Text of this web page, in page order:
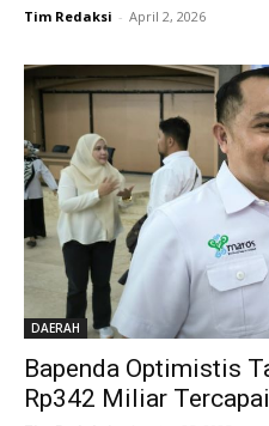
Tim Redaksi - April 2, 2026
DAERAH
Bapenda Optimistis
Rp342 Miliar Tercapai